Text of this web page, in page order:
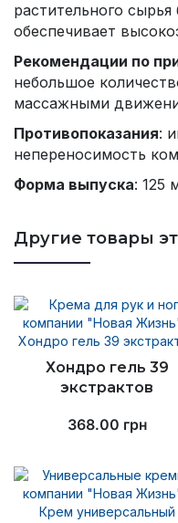
растительного
обеспечивает
Рекомендации по
небольшое
массажными
Противопоказания:
непереносимость
Форма выпуска: 125
Другие товары
Хондро гель 39
экстрактов
368.00 грн